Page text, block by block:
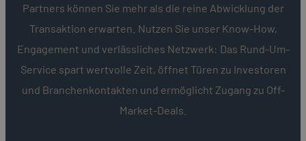
Partners können Sie mehr als die reine Abwicklung der
Transaktion erwarten. Nutzen Sie unser Know-How,
Engagement und verlässliches Netzwerk: Das Rund-Um-
Service spart wertvolle Zeit, öffnet Türen zu Investoren
und Branchenkontakten und ermöglicht Zugang zu Off-
Market-Deals.